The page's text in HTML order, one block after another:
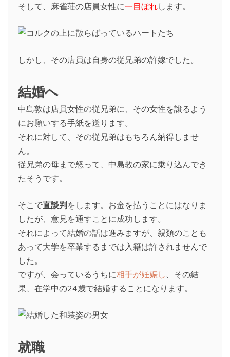
そして、麻雀荘の店員女性に一目ぼれします。
しかし、その店員は自身の従兄弟の許嫁でした。
結婚へ
中島敦は店員女性の従兄弟に、その女性を譲るよう
にお願いする手紙を送ります。
それに対して、その従兄弟はもちろん納得しませ
ん。
従兄弟の母まで怒って、中島敦の家に乗り込んでき
たそうです。
そこで直談判をします。お金を払うことにはなりま
したが、意見を通すことに成功します。
それによって結婚の話は進みますが、親類のことも
あって大学を卒業するまでは入籍は許されませんで
した。
ですが、会っているうちに相手が妊娠し 、その結
果、在学中の24歳で結婚することになります。
就職